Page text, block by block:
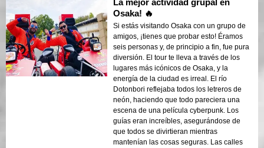
La mejor actividad grupal en
Osaka! 🔥
Si estás visitando Osaka con un grupo de
amigos, ¡tienes que probar esto! Éramos
seis personas y, de principio a fin, fue pura
diversión. El tour te lleva a través de los
lugares más icónicos de Osaka, y la
energía de la ciudad es irreal. El río
Dotonbori reflejaba todos los letreros de
neón, haciendo que todo pareciera una
escena de una película cyberpunk. Los
guías eran increíbles, asegurándose de
que todos se divirtieran mientras
mantenían las cosas seguras. Las calles